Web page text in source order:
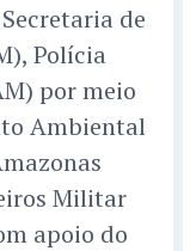
de
Polícia
por meio
Ambiental
Militar
apoio do